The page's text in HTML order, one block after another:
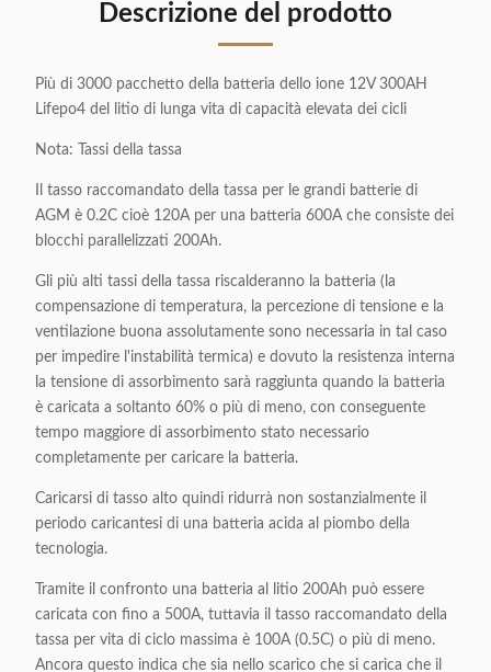
Descrizione del prodotto
Più di 3000 pacchetto della batteria dello ione 12V 300AH
Lifepo4 del litio di lunga vita di capacità elevata dei cicli
Nota: Tassi della tassa
Il tasso raccomandato della tassa per le grandi batterie di
AGM è 0.2C cioè 120A per una batteria 600A che consiste dei
blocchi parallelizzati 200Ah.
Gli più alti tassi della tassa riscalderanno la batteria (la
compensazione di temperatura, la percezione di tensione e la
ventilazione buona assolutamente sono necessaria in tal caso
per impedire l'instabilità termica) e dovuto la resistenza interna
la tensione di assorbimento sarà raggiunta quando la batteria
è caricata a soltanto 60% o più di meno, con conseguente
tempo maggiore di assorbimento stato necessario
completamente per caricare la batteria.
Caricarsi di tasso alto quindi ridurrà non sostanzialmente il
periodo caricantesi di una batteria acida al piombo della
tecnologia.
Tramite il confronto una batteria al litio 200Ah può essere
caricata con fino a 500A, tuttavia il tasso raccomandato della
tassa per vita di ciclo massima è 100A (0.5C) o più di meno.
Ancora questo indica che sia nello scarico che si carica che il